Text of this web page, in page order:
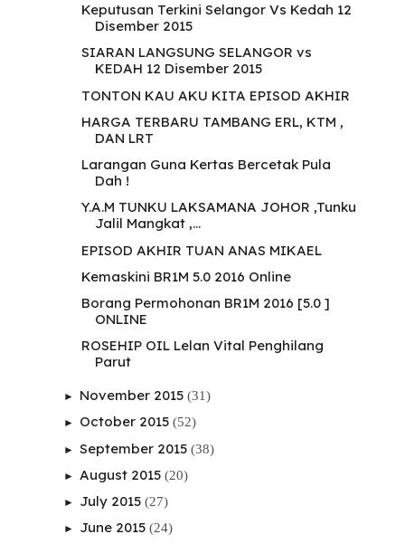
Keputusan Terkini Selangor Vs Kedah 12
Disember 2015
SIARAN LANGSUNG SELANGOR vs
KEDAH 12 Disember 2015
TONTON KAU AKU KITA EPISOD AKHIR
HARGA TERBARU TAMBANG ERL, KTM ,
DAN LRT
Larangan Guna Kertas Bercetak Pula
Dah !
Y.A.M TUNKU LAKSAMANA JOHOR ,Tunku
Jalil Mangkat ,...
EPISOD AKHIR TUAN ANAS MIKAEL
Kemaskini BR1M 5.0 2016 Online
Borang Permohonan BR1M 2016 [5.0 ]
ONLINE
ROSEHIP OIL Lelan Vital Penghilang
Parut
► November 2015 (31)
► October 2015 (52)
► September 2015 (38)
► August 2015 (20)
► July 2015 (27)
► June 2015 (24)